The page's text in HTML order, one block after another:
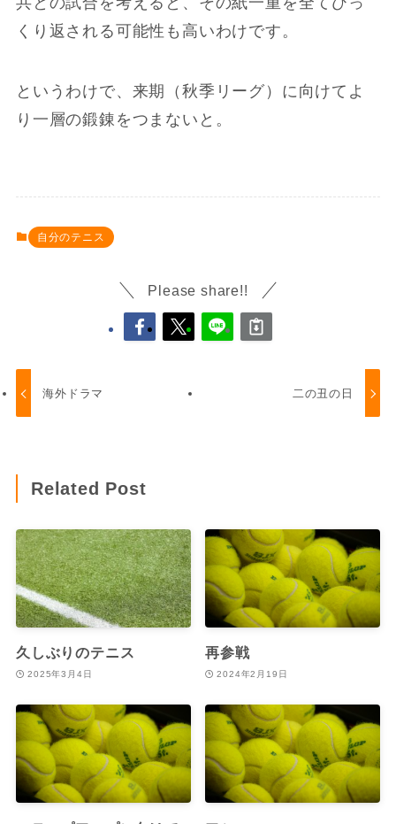
くり返される可能性も高いわけです。
というわけで、来期（秋季リーグ）に向けてよ
り一層の鍛錬をつまないと。
自分のテニス
Please share!!
海外ドラマ 二の丑の日
Related Post
久しぶりのテニス
2025年3月4日
再参戦
2024年2月19日